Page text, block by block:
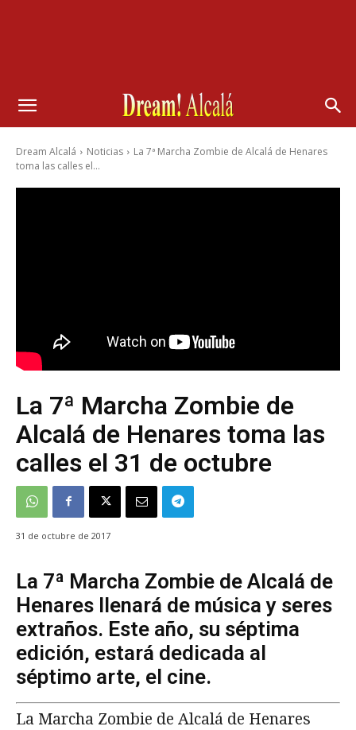
Dream Alcalá Noticias
La 7ª Marcha Zombie de Alcalá de Henares
toma las calles el...
La 7ª Marcha Zombie de
Alcalá de Henares toma las
calles el 31 de octubre
31 de octubre de 2017
La 7ª Marcha Zombie de Alcalá de
Henares llenará de música y seres
extraños. Este año, su séptima
edición, estará dedicada al
séptimo arte, el cine.
La Marcha Zombie de Alcalá de Henares